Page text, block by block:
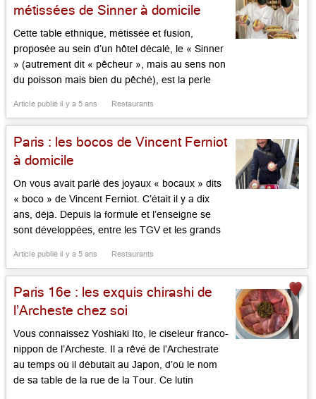
ba des plats […]...
métissées de Sinner à domicile
Cette table ethnique, métissée et fusion,
proposée au sein d’un hôtel décalé, le « Sinner
» (autrement dit « pêcheur », mais au sens non
du poisson mais bien du pêché), est la perle
le restaurant du Palais Royal, la Cour des
Vosges). La cuisine signée d’Adam Bentalha,
[…]...
Article publié il y a 5 ans Restaurants
Paris : les bocos de Vincent Ferniot
à domicile
On vous avait parlé des joyaux « bocaux » dits
« boco » de Vincent Ferniot. C’était il y a dix
ans, déjà. Depuis la formule et l’enseigne se
sont développées, entre les TGV et les grands
appel à l’expertise du gars Vincent. Mais la
qualité de ce qui […]...
Article publié il y a 5 ans Restaurants
Paris 16e : les exquis chirashi de
l’Archeste chez soi
Vous connaissez Yoshiaki Ito, le ciseleur franco-
nippon de l’Archeste. Il a rêvé de l’Archestrate
au temps où il débutait au Japon, d’où le nom
de sa table de la rue de la Tour. Ce lutin